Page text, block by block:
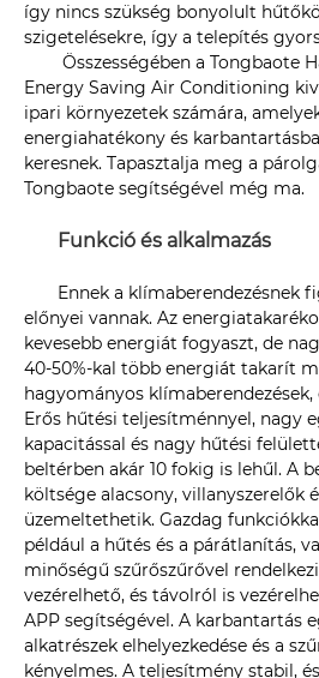
így nincs szükség bonyolult
szigetelésekre, így a telepítés
Összességében a Tongbaote
Energy Saving Air Conditioning
ipari környezetek számára,
energiahatékony és
keresnek. Tapasztalja meg a
Tongbaote segítségével még ma.
Funkció és alkalmazás
Ennek a klímaberendezésnek
előnyei vannak. Az
kevesebb energiát fogyaszt, de
40-50%-kal több energiát takarít
hagyományos
Erős hűtési teljesítménnyel, nagy
kapacitással és nagy hűtési
beltérben akár 10 fokig is lehűl. A
költsége alacsony, villanyszerelők
üzemeltethetik. Gazdag
például a hűtés és a párátlanítás,
minőségű szűrőszűrővel
vezérelhető, és távolról is
APP segítségével. A karbantartás
alkatrészek elhelyezkedése és a
kényelmes. A teljesítmény stabil,